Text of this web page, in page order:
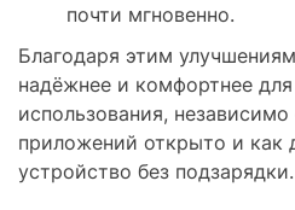
почти мгновенно.
Благодаря этим
надёжнее и комфортнее для
использования, независимо
приложений открыто и как
устройство без подзарядки.